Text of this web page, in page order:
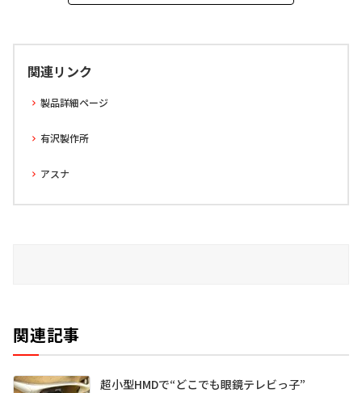
関連リンク
製品詳細ページ
有沢製作所
アスナ
関連記事
超小型HMDで“どこでも眼鏡テレビっ子”